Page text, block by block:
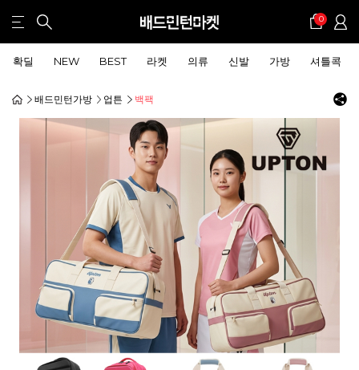
0
확딜 NEW BEST 라켓 의류 신발 가방 셔틀콕
배드민턴가방 업튼 백팩